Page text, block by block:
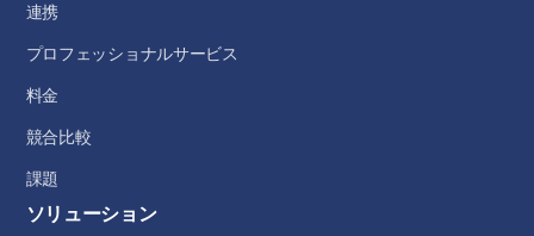
連携
プロフェッショナルサービス
料金
競合比較
課題
ソリューション